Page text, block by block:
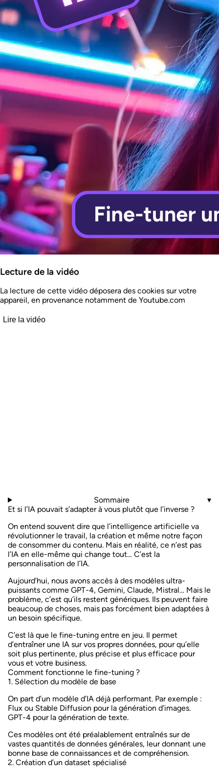
Lecture de la vidéo
La lecture de cette vidéo déposera des cookies sur votre
appareil, en provenance notamment de Youtube.com
Lire la vidéo
Sommaire
▾
Et si l’IA pouvait s’adapter à vous plutôt que l’inverse ?
On entend souvent dire que l’intelligence artificielle va
révolutionner le travail, la création et même notre façon
de consommer du contenu. Mais en réalité, ce n’est pas
l’IA en elle-même qui change tout… C’est la
personnalisation de l’IA.
Aujourd’hui, nous avons accès à des modèles ultra-
puissants comme GPT-4, Gemini, Claude, Mistral… Mais le
problème, c’est qu’ils restent génériques. Ils peuvent faire
beaucoup de choses, mais pas forcément bien adaptées à
un besoin spécifique.
C’est là que le fine-tuning entre en jeu. Il permet
d’entraîner une IA sur vos propres données, pour qu’elle
soit plus pertinente, plus précise et plus efficace pour
vous et votre business.
Comment fonctionne le fine-tuning ?
1. Sélection du modèle de base
On part d’un modèle d’IA déjà performant. Par exemple :
Flux ou Stable Diffusion pour la génération d’images.
GPT-4 pour la génération de texte.
Ces modèles ont été préalablement entraînés sur de
vastes quantités de données générales, leur donnant une
bonne base de connaissances et de compréhension.
2. Création d’un dataset spécialisé